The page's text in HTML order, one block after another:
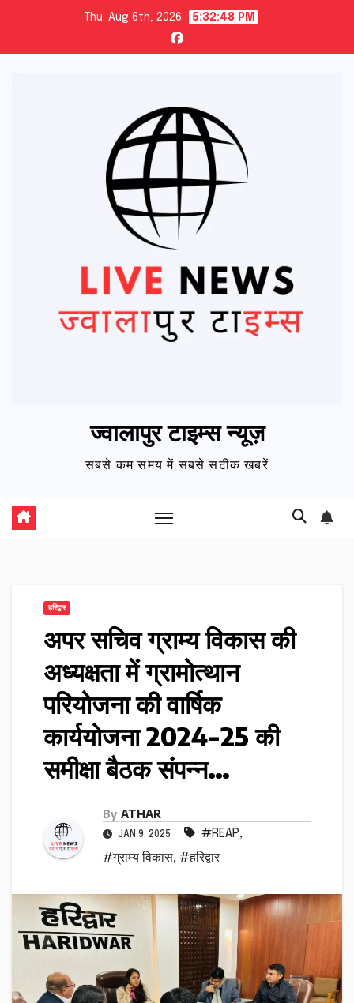
content
Thu. Aug 6th, 2026 5:32:50 PM
ज्वालापुर टाइम्स न्यूज़
सबसे कम समय में सबसे सटीक खबरें
हरिद्वार
अपर सचिव ग्राम्य विकास की
अध्यक्षता में ग्रामोत्थान
परियोजना की वार्षिक
कार्ययोजना 2024-25 की
समीक्षा बैठक संपन्न…
By ATHAR
JAN 9, 2025 #REAP,
#ग्राम्य विकास, #हरिद्वार